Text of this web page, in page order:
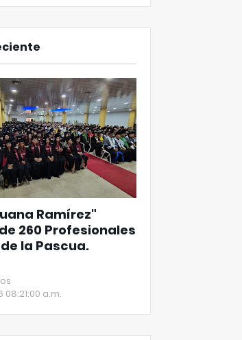
Ramírez"
260 Profesionales
la Pascua.
a.m.